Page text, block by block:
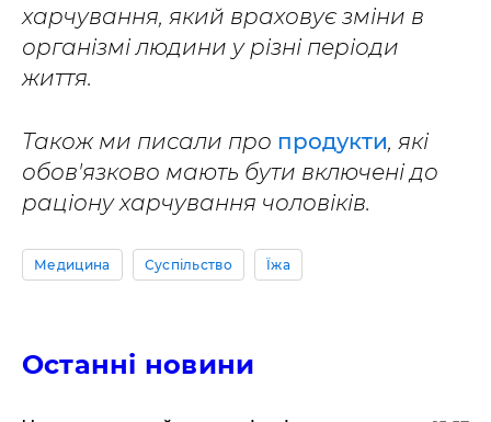
харчування, який враховує зміни в
організмі людини у різні періоди
життя.
Також ми писали про продукти, які
обов'язково мають бути включені до
раціону харчування чоловіків.
Медицина Суспільство Їжа
Останні новини